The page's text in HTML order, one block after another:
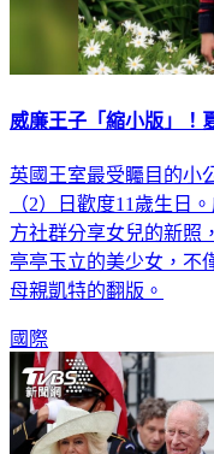
威廉王子「縮小版」
英國王室最受矚目的小
（2）日歡度11歲生日
方社群分享女兒的新照
亭亭玉立的美少女，不
母親凱特的翻版。
國際